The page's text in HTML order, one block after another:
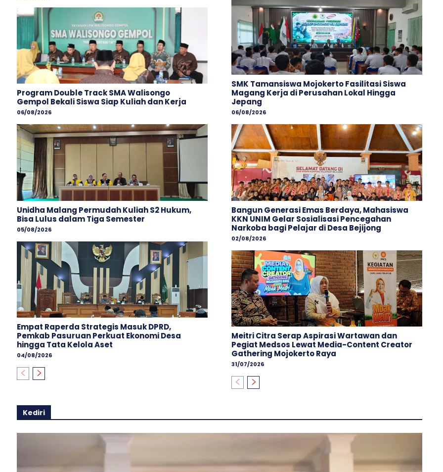
Program Double Track SMA Walisongo
Gempol Bekali Siswa Siap Kuliah dan Kerja
06/08/2026
Unidha Malang Permudah Kuliah S2 Hukum,
Bisa Lulus dalam Tiga Semester
05/08/2026
Empat Raperda Strategis Masuk DPRD,
Pemkab Pasuruan Perkuat Ekonomi Desa
hingga Tata Kelola Aset
04/08/2026
SMK Tamansiswa Mojokerto Fasilitasi Siswa
Magang Kerja di Perusahan Lokal Hingga
Jepang
06/08/2026
Bangun Generasi Emas Berdaya, Mahasiswa
KKN UNIM Gelar Sosialisasi Pencegahan
Narkoba bagi Pelajar di Desa Bejijong
02/08/2026
Meitri Citra Serap Aspirasi Wartawan dan
Pegiat Medsos Lewat Media-Content Creator
Gathering Mojokerto Raya
31/07/2026
Kediri